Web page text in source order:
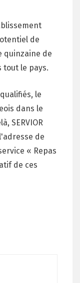
de
quinzaine de
tout le pays.
le
dans le
SERVIOR
de
« Repas
de ces